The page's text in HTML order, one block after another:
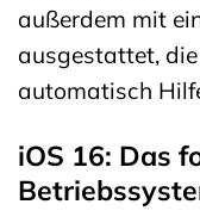
außerdem mit
ausgestattet,
automatisch
iOS 16: Das